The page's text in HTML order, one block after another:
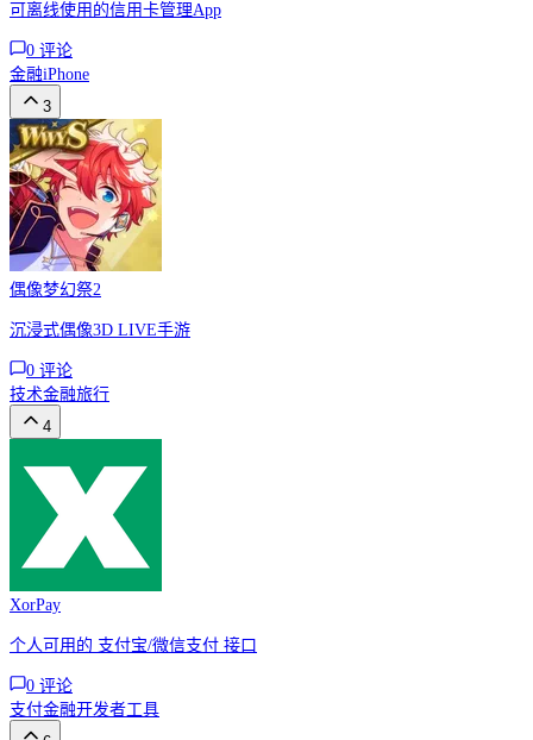
可离线使用的信用卡管理App
0 评论
金融iPhone
3
偶像梦幻祭2
沉浸式偶像3D LIVE手‪游‬
0 评论
技术金融旅行
4
XorPay
个人可用的 支付宝/微信支付 接口
0 评论
支付金融开发者工具